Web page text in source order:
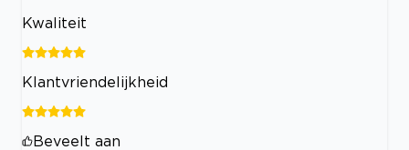
Kwaliteit
Klantvriendelijkheid
Beveelt aan